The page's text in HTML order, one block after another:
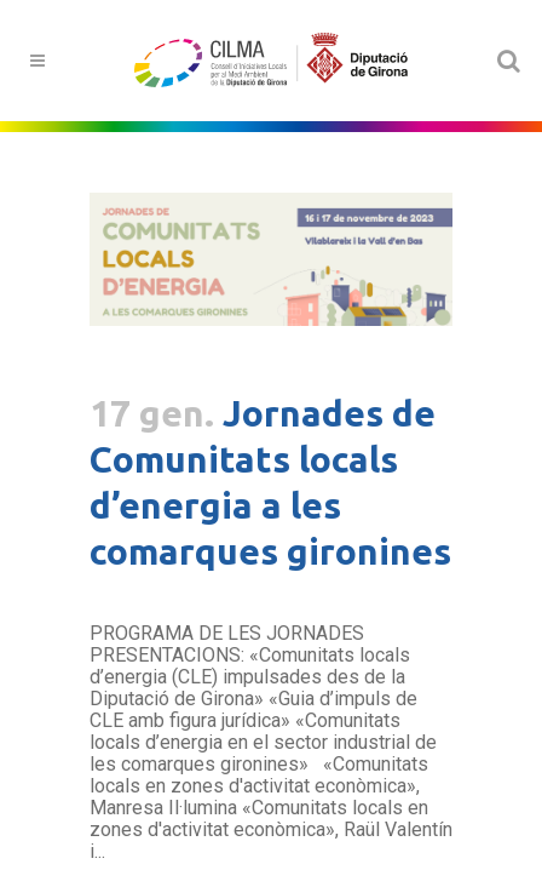
17 gen. Jornades de
Comunitats locals
d’energia a les
comarques gironines
PROGRAMA DE LES JORNADES
PRESENTACIONS: «Comunitats locals
d’energia (CLE) impulsades des de la
Diputació de Girona» «Guia d’impuls de
CLE amb figura jurídica» «Comunitats
locals d’energia en el sector industrial de
les comarques gironines» «Comunitats
locals en zones d'activitat econòmica»,
Manresa Il·lumina «Comunitats locals en
zones d'activitat econòmica», Raül Valentín
i...